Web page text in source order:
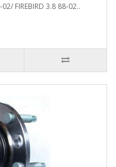
FIREBIRD 3.8 88-02..